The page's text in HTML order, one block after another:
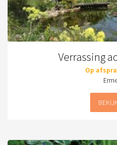
Verrassing
Op